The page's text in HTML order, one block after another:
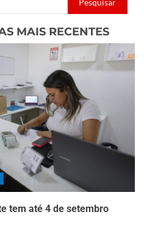
MAIS RECENTES
tem até 4 de setembro